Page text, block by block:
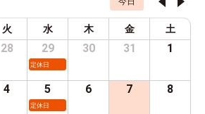
火 水 木 金 土
28 29
定休日
30 31 1
4 5
定休日
6 7 8